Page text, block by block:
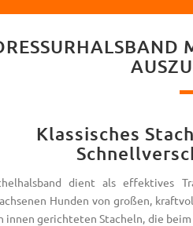
Klassisches
dient als effektives
Hunden von großen,
innen gerichteten Stacheln, die